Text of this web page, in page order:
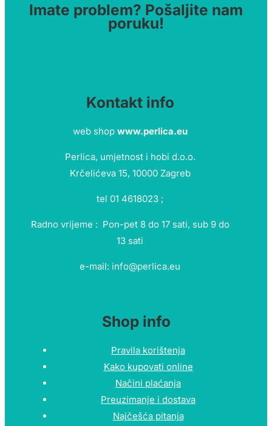
Imate problem? Pošaljite nam
poruku!
Kontakt info
web shop www.perlica.eu
Perlica, umjetnost i hobi d.o.o.
Krčelićeva 15, 10000 Zagreb
tel 01 4618023 ;
Radno vrijeme : Pon-pet 8 do 17 sati, sub 9 do
13 sati
e-mail: info@perlica.eu
Shop info
Pravila korištenja
Kako kupovati online
Načini plaćanja
Preuzimanje i dostava
Najčešća pitanja